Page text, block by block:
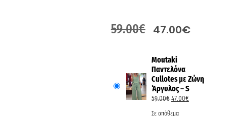
59.00€ 47.00€
Moutaki
Παντελόνα
Cullotes με Ζώνη
Άργυλος – S
59.00€47.00€
Σε απόθεμα